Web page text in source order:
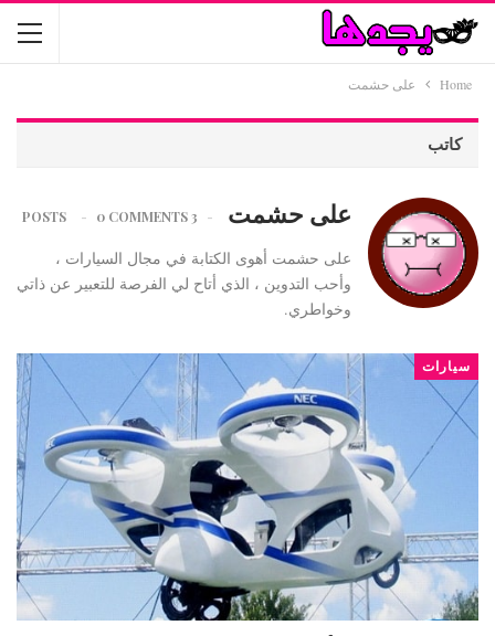
Home على حشمت
كاتب
على حشمت 3 POSTS
0 COMMENTS
على حشمت أهوى الكتابة في مجال السيارات ،
وأحب التدوين ، الذي أتاح لي الفرصة للتعبير عن ذاتي
وخواطري.
سيارات